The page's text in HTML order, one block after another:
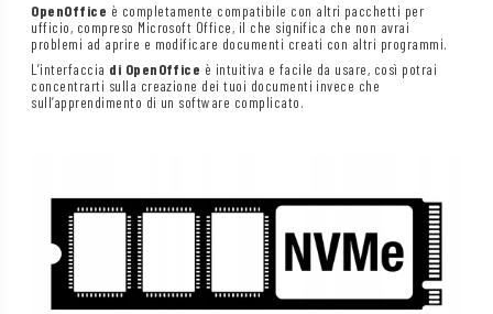
OpenOffice è completamente compatibile con altri pacchetti per
ufficio, compreso Microsoft Office, il che significa che non avrai
problemi ad aprire e modificare documenti creati con altri programmi.
L’interfaccia di OpenOffice è intuitiva e facile da usare, così potrai
concentrarti sulla creazione dei tuoi documenti invece che
sull’apprendimento di un software complicato.